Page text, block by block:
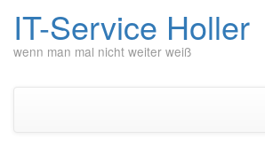
IT-Service Holler
wenn man mal nicht weiter weiß